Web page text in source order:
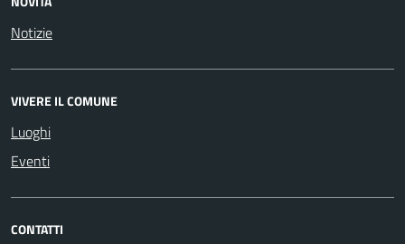
Notizie
VIVERE IL COMUNE
Luoghi
Eventi
CONTATTI